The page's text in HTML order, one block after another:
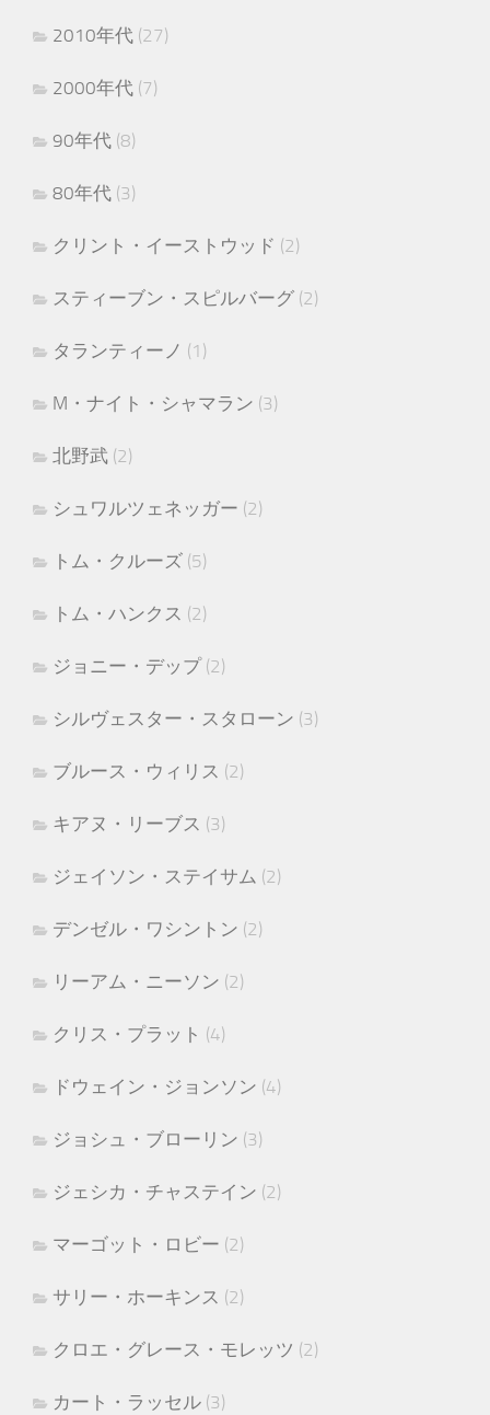
2010年代 (27)
2000年代 (7)
90年代 (8)
80年代 (3)
クリント・イーストウッド (2)
スティーブン・スピルバーグ (2)
タランティーノ (1)
M・ナイト・シャマラン (3)
北野武 (2)
シュワルツェネッガー (2)
トム・クルーズ (5)
トム・ハンクス (2)
ジョニー・デップ(2)
シルヴェスター・スタローン (3)
ブルース・ウィリス (2)
キアヌ・リーブス (3)
ジェイソン・ステイサム (2)
デンゼル・ワシントン (2)
リーアム・ニーソン (2)
クリス・プラット (4)
ドウェイン・ジョンソン (4)
ジョシュ・ブローリン (3)
ジェシカ・チャステイン (2)
マーゴット・ロビー (2)
サリー・ホーキンス (2)
クロエ・グレース・モレッツ (2)
カート・ラッセル (3)